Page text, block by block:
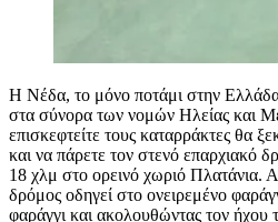
Η Νέδα, το μόνο ποτάμι στην
στα σύνορα των νομών Ηλείας και
επισκεφτείτε τους καταρράκτες θα
και να πάρετε τον στενό επαρχιακό
18 χλμ στο ορεινό χωριό Πλατάνια.
δρόμος οδηγεί στο ονειρεμένο
φαράγγι και ακολουθώντας τον ήχου